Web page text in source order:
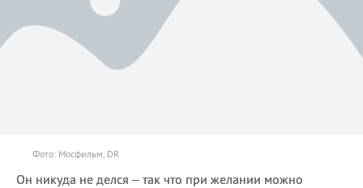
Фото: Мосфильм, DR
Он никуда не делся – так что при желании можно